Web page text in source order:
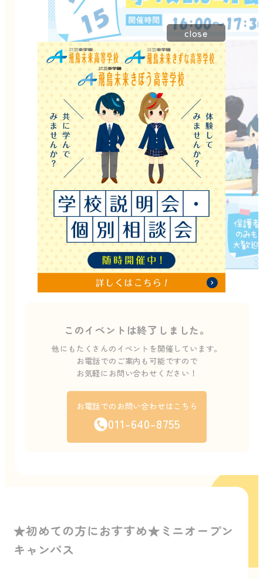
このイベントは終了しました。
他にもたくさんのイベントを開催しています。
お電話でのご案内も可能ですので
お気軽にお問い合わせください！
お電話でのお問い合わせはこちら
011-640-8755
★初めての方におすすめ★ミニオープン
キャンパス
close